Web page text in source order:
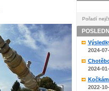
Pořadí
2024-
2024-
2022-